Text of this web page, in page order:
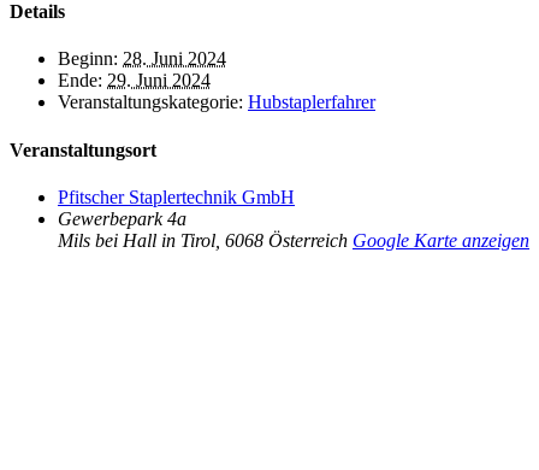
Details
Beginn: 28. Juni 2024
Ende: 29. Juni 2024
Veranstaltungskategorie: Hubstaplerfahrer
Veranstaltungsort
Pfitscher Staplertechnik GmbH
Gewerbepark 4a
Mils bei Hall in Tirol 6068 Österreich Google Karte anzeigen